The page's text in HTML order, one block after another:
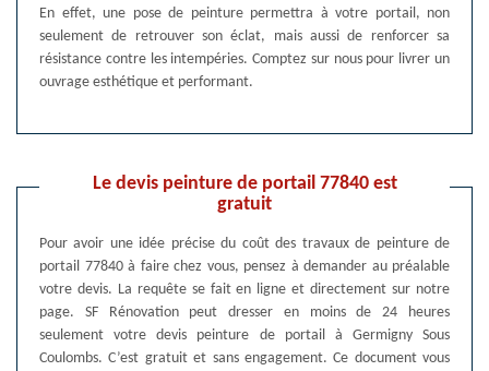
En effet, une pose de peinture permettra à votre portail, non
seulement de retrouver son éclat, mais aussi de renforcer sa
résistance contre les intempéries. Comptez sur nous pour livrer un
ouvrage esthétique et performant.
Le devis peinture de portail 77840 est
gratuit
Pour avoir une idée précise du coût des travaux de peinture de
portail 77840 à faire chez vous, pensez à demander au préalable
votre devis. La requête se fait en ligne et directement sur notre
page. SF Rénovation peut dresser en moins de 24 heures
seulement votre devis peinture de portail à Germigny Sous
Coulombs. C’est gratuit et sans engagement. Ce document vous